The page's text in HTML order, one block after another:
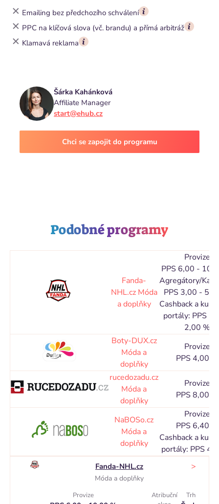
Emailing bez předchozího schválení
PPC na klíčová slova (vč. brandu) a přímá arbitráž
Klamavá reklama
Šárka Kahánková
Affiliate Manager
start@ehub.cz
Chci se zapojit do programu
Podobné programy
Fanda-
NHL.cz Móda
a doplňky
Provize
PPS 6,00 -
Agregátory/
PPS 3,00 -
Cashback a
portály: PPS
2,00 %
Boty-DUX.cz
Móda a
doplňky
Provize
PPS 4,00 %
rucedozadu.cz
Móda a
doplňky
Provize
PPS 8,00 %
NaBOSo.cz
Móda a
doplňky
Provize
PPS 6,40 %
Cashback a
portály: PPS
Fanda-NHL.cz
Móda a doplňky
>
Provize
Atribuční
Trh